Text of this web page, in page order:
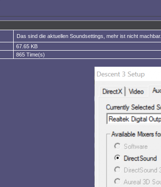
Das sind die aktuellen Soundsettings, mehr ist nicht machbar.
67.65 KB
865 Time(s)